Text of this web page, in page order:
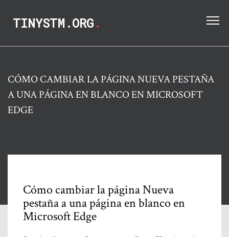
TINYSTM.ORG.
CÓMO CAMBIAR LA PÁGINA NUEVA PESTAÑA
A UNA PÁGINA EN BLANCO EN MICROSOFT
EDGE
Cómo cambiar la página Nueva
pestaña a una página en blanco en
Microsoft Edge